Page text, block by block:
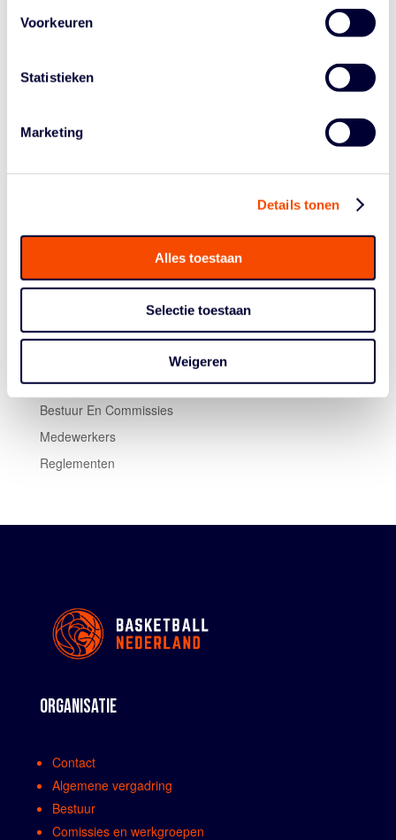
Voorkeuren
Statistieken
Marketing
Details tonen
Alles toestaan
Selectie toestaan
Weigeren
achterstandsscholen zelfs tot twintig procent van de
leerlingen. Elke leerling genereert een bedrag van
dertig uur na schooltijd aandacht besteed wordt aan het
hun aanvraag zullen indienen, zodat ze er vanaf 1
kunnen gaan.
Algemene Vergadering
Bestuur En Commissies
Medewerkers
Reglementen
ORGANISATIE
Contact
Algemene vergadring
Bestuur
Comissies en werkgroepen